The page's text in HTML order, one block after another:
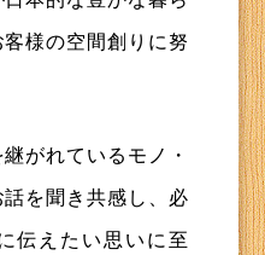
様の空間創りに努
がれているモノ・
を聞き共感し、必
伝えたい思いに至